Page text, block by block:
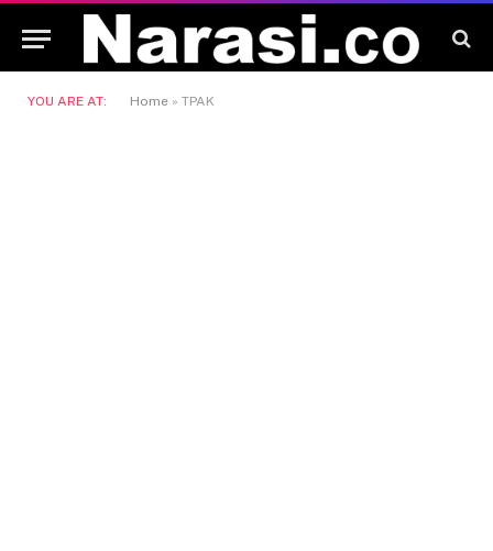
YOU ARE AT: Home » TPAK